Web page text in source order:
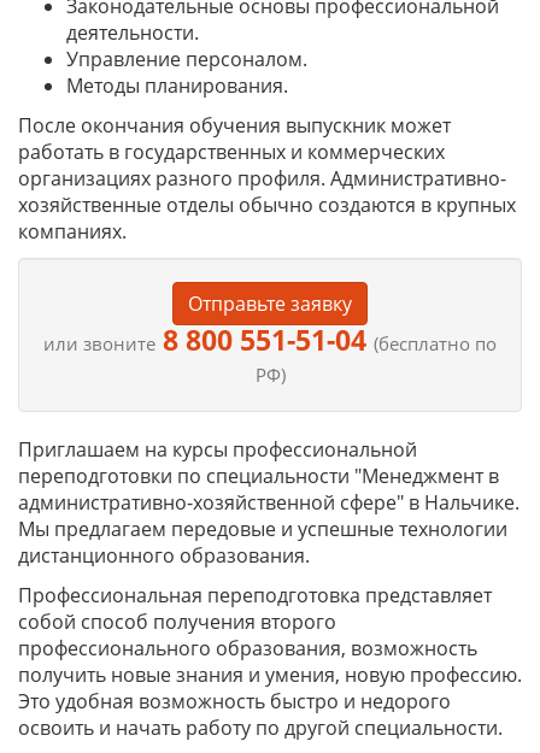
Законодательные основы профессиональной
деятельности.
Управление персоналом.
Методы планирования.
После окончания обучения выпускник может
работать в государственных и коммерческих
организациях разного профиля. Административно-
хозяйственные отделы обычно создаются в крупных
компаниях.
Отправьте заявку
или звоните 8 800 551-51-04 (бесплатно по
РФ)
Приглашаем на курсы профессиональной
переподготовки по специальности "Менеджмент в
административно-хозяйственной сфере" в Нальчике.
Мы предлагаем передовые и успешные технологии
дистанционного образования.
Профессиональная переподготовка представляет
собой способ получения второго
профессионального образования, возможность
получить новые знания и умения, новую профессию.
Это удобная возможность быстро и недорого
освоить и начать работу по другой специальности.